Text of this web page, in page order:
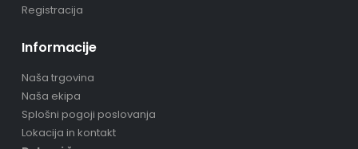
Registracija
Informacije
Naša trgovina
Naša ekipa
Splošni pogoji poslovanja
Lokacija in kontakt